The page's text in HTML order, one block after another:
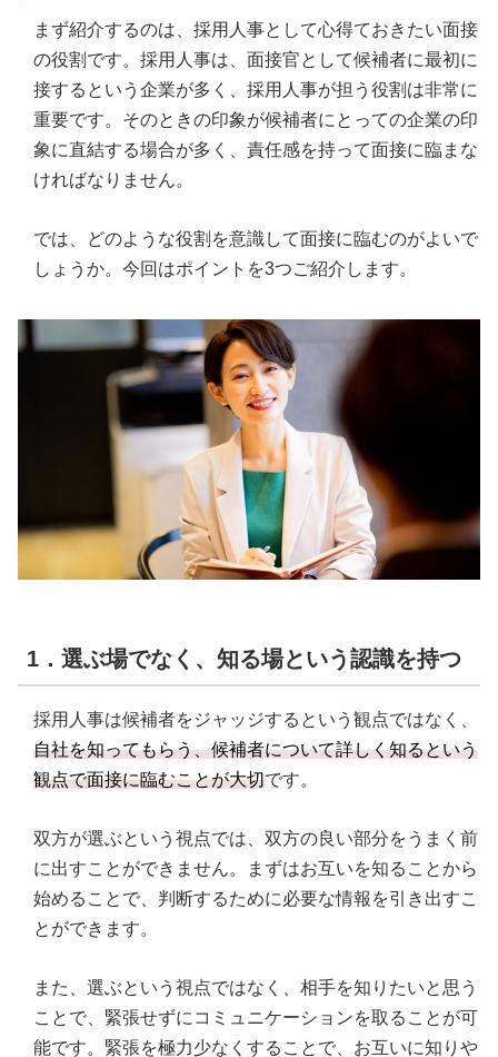
まず紹介するのは、採用人事として心得ておきたい面接
の役割です。採用人事は、面接官として候補者に最初に
接するという企業が多く、採用人事が担う役割は非常に
重要です。そのときの印象が候補者にとっての企業の印
象に直結する場合が多く、責任感を持って面接に臨まな
ければなりません。
では、どのような役割を意識して面接に臨むのがよいで
しょうか。今回はポイントを3つご紹介します。
1．選ぶ場でなく、知る場という認識を持つ
採用人事は候補者をジャッジするという観点ではなく、
自社を知ってもらう、候補者について詳しく知るという
観点で面接に臨むことが大切です。
双方が選ぶという視点では、双方の良い部分をうまく前
に出すことができません。まずはお互いを知ることから
始めることで、判断するために必要な情報を引き出すこ
とができます。
また、選ぶという視点ではなく、相手を知りたいと思う
ことで、緊張せずにコミュニケーションを取ることが可
能です。緊張を極力少なくすることで、お互いに知りや